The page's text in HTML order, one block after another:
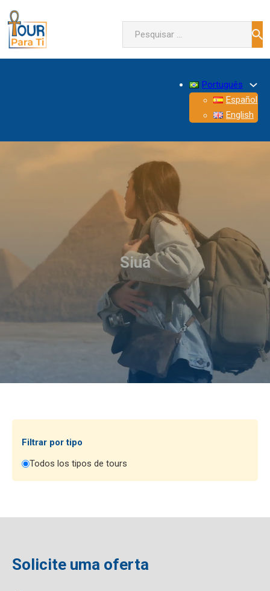
Pesquisar
Português
Español
English
Siuá
Filtrar por tipo
Todos los tipos de tours
Solicite uma oferta